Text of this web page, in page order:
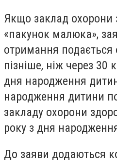
Якщо заклад охорони
«пакунок малюка»,
отримання
пізніше, ніж через 30
дня народження
народження дитини
закладу охорони
року з дня
До заяви додаються